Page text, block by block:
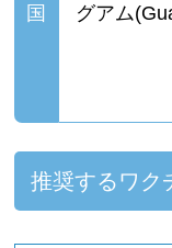
国 グアム
推奨するワク